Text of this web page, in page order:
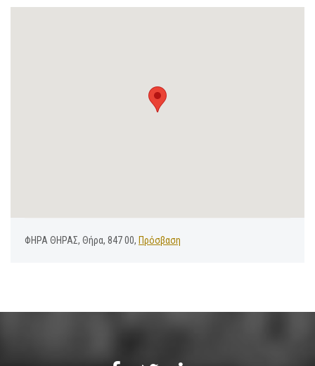
ΦΗΡΑ ΘΗΡΑΣ, Θήρα, 847 00, Πρόσβαση